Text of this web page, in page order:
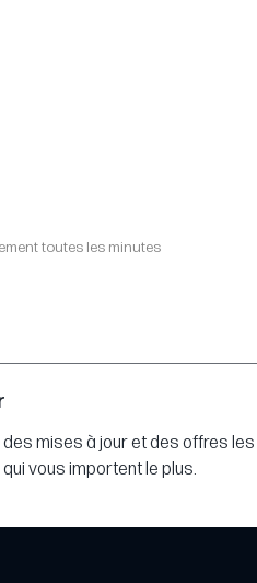
toutes les minutes
mises à jour et des offres
vous importent le plus.